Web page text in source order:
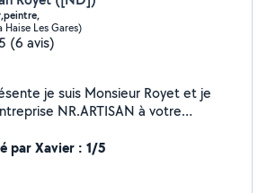
Haise Les Gares)
(6 avis)
je suis Monsieur Royet et je
NR.ARTISAN à votre
et extérieur et services de
Couverture
par Xavier : 1/5